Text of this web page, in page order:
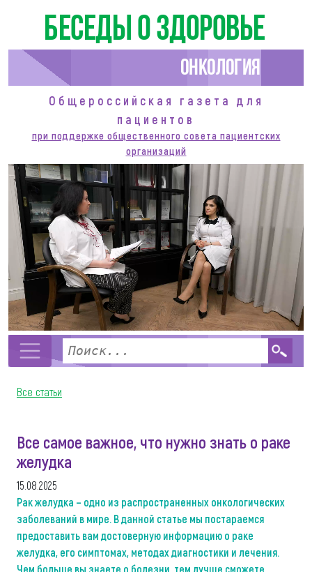
Беседы о здоровье
Онкология
Общероссийская газета для
пациентов
при поддержке общественного совета пациентских
организаций
Все статьи
Все самое важное, что нужно знать о раке
желудка
15.08.2025
Рак желудка – одно из распространенных онкологических
заболеваний в мире. В данной статье мы постараемся
предоставить вам достоверную информацию о раке
желудка, его симптомах, методах диагностики и лечения.
Чем больше вы знаете о болезни, тем лучше сможете